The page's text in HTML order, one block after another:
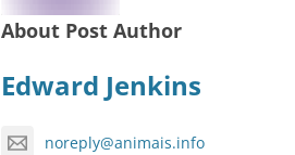
About Post Author
Edward Jenkins
noreply@animais.info